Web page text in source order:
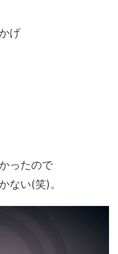
げ
ったので
ない(笑)。